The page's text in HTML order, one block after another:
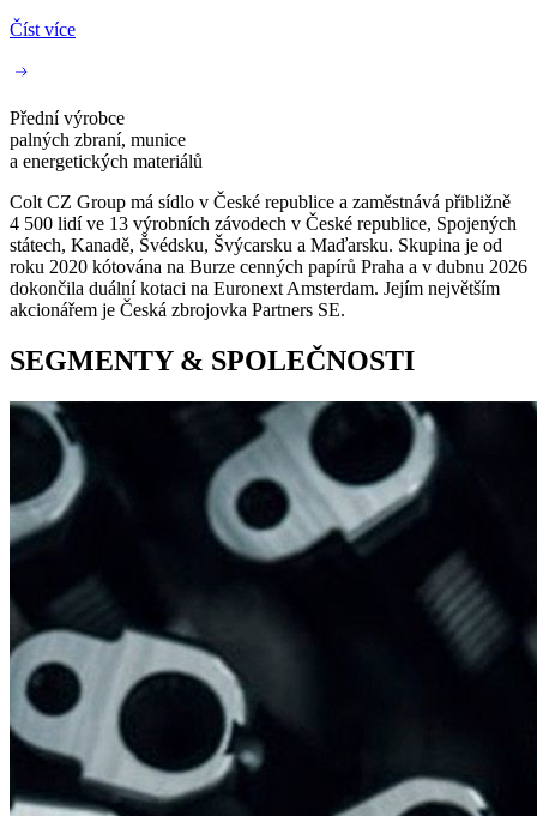
Číst více
Přední výrobce
palných zbraní, munice
a energetických materiálů
Colt CZ Group má sídlo v České republice a zaměstnává přibližně
4 500 lidí ve 13 výrobních závodech v České republice, Spojených
státech, Kanadě, Švédsku, Švýcarsku a Maďarsku. Skupina je od
roku 2020 kótována na Burze cenných papírů Praha a v dubnu 2026
dokončila duální kotaci na Euronext Amsterdam. Jejím největším
akcionářem je Česká zbrojovka Partners SE.
SEGMENTY & SPOLEČNOSTI